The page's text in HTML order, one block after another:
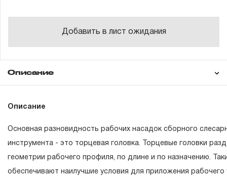
Добавить в лист ожидания
Описание
Описание
Основная разновидность рабочих насадок сборного
инструмента - это торцевая головка. Торцевые головки
геометрии рабочего профиля, по длине и по назначению.
обеспечивают наилучшие условия для приложения рабочего
Понятие «ПОЖИЗНЕННАЯ ГАРАНТИЯ».